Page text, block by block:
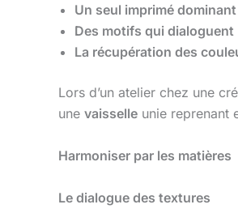
Un seul imprimé dominant
Des motifs qui dialoguent
La récupération des
Lors d’un atelier chez une
une vaisselle unie reprenant
Harmoniser par les matières
Le dialogue des textures